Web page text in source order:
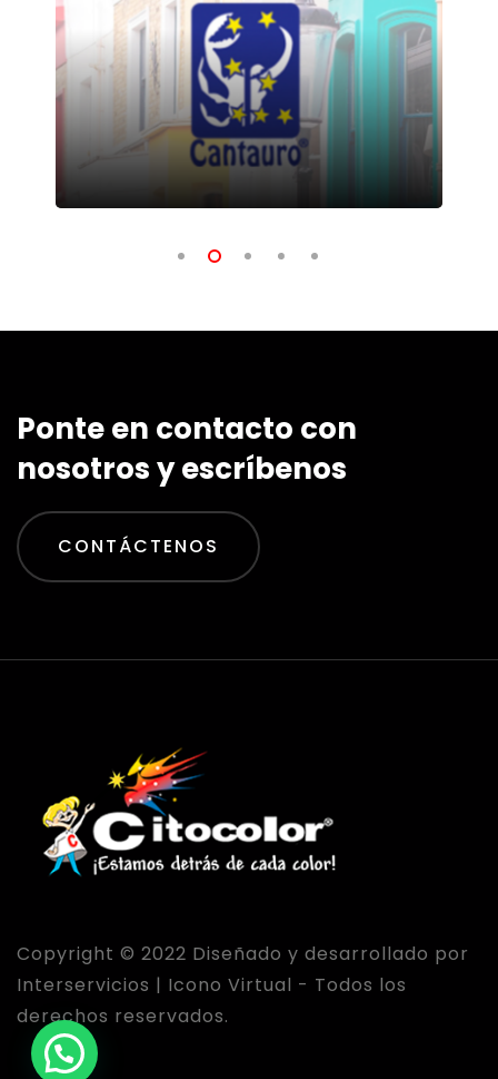
Ponte en contacto con
nosotros y escríbenos
CONTÁCTENOS
Copyright © 2022 Diseñado y desarrollado por
Interservicios | Icono Virtual - Todos los
derechos reservados.